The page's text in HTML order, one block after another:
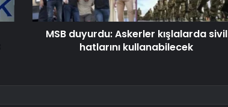
MSB duyurdu: Askerler kışlalarda sivil
hatlarını kullanabilecek